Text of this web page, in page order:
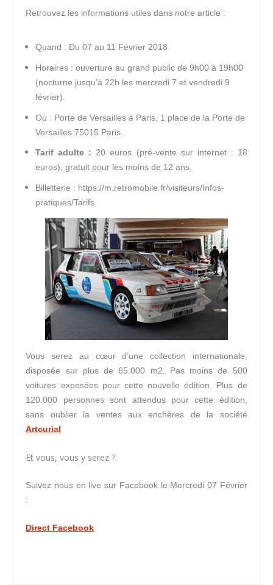
Retrouvez les informations utiles dans notre article :
Quand : Du 07 au 11 Février 2018
Horaires : ouverture au grand public de 9h00 à 19h00
(nocturne jusqu’à 22h les mercredi 7 et vendredi 9
février).
Où : Porte de Versailles à Paris, 1 place de la Porte de
Versailles 75015 Paris.
Tarif adulte : 20 euros (pré-vente sur internet : 18
euros), gratuit pour les moins de 12 ans.
Billetterie : https://m.retromobile.fr/visiteurs/Infos-
pratiques/Tarifs
Vous serez au cœur d’une collection internationale,
disposée sur plus de 65.000 m2. Pas moins de 500
voitures exposées pour cette nouvelle édition. Plus de
120.000 personnes sont attendus pour cette édition,
sans oublier la ventes aux enchères de la société
Artcurial
Et vous, vous y serez ?
Suivez nous en live sur Facebook le Mercredi 07 Février
:
Direct Facebook